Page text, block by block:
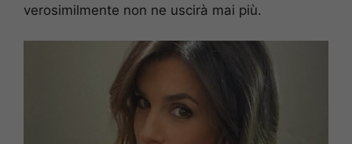
verosimilmente non ne uscirà mai più.